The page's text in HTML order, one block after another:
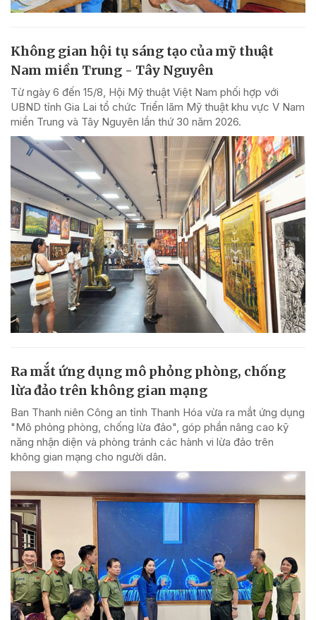
Không gian hội tụ sáng tạo của mỹ thuật
Nam miền Trung - Tây Nguyên
Từ ngày 6 đến 15/8, Hội Mỹ thuật Việt Nam phối hợp với
UBND tỉnh Gia Lai tổ chức Triển lãm Mỹ thuật khu vực V Nam
miền Trung và Tây Nguyên lần thứ 30 năm 2026.
Ra mắt ứng dụng mô phỏng phòng, chống
lừa đảo trên không gian mạng
Ban Thanh niên Công an tỉnh Thanh Hóa vừa ra mắt ứng dụng
"Mô phỏng phòng, chống lừa đảo", góp phần nâng cao kỹ
năng nhận diện và phòng tránh các hành vi lừa đảo trên
không gian mạng cho người dân.